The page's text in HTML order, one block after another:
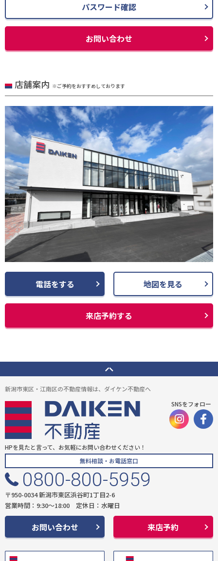
パスワード確認
お問い合わせ
店舗案内 ※ご予約をおすすめしております
電話をする 地図を見る
来店予約する
新潟市東区・江南区の不動産情報は、ダイケン不動産へ
SNSをフォロー
HPを見たと言って、お気軽にお問い合わせください！
無料相談・お電話窓口
0800-800-5959
〒950-0034 新潟市東区浜谷町1丁目2-6
営業時間：9:30〜18:00 定休日：水曜日
お問い合わせ 来店予約